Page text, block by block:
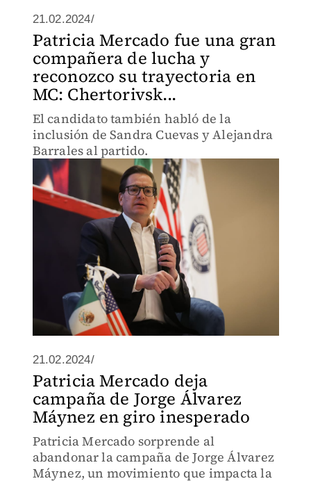
21.02.2024/
Patricia Mercado fue una gran
compañera de lucha y
reconozco su trayectoria en
MC: Chertorivsk...
El candidato también habló de la
inclusión de Sandra Cuevas y Alejandra
Barrales al partido.
21.02.2024/
Patricia Mercado deja
campaña de Jorge Álvarez
Máynez en giro inesperado
Patricia Mercado sorprende al
abandonar la campaña de Jorge Álvarez
Máynez, un movimiento que impacta la